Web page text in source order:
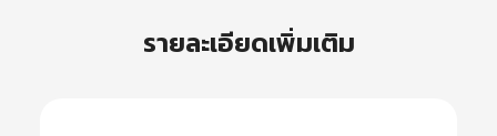
รายละเอียดเพิ่มเติม